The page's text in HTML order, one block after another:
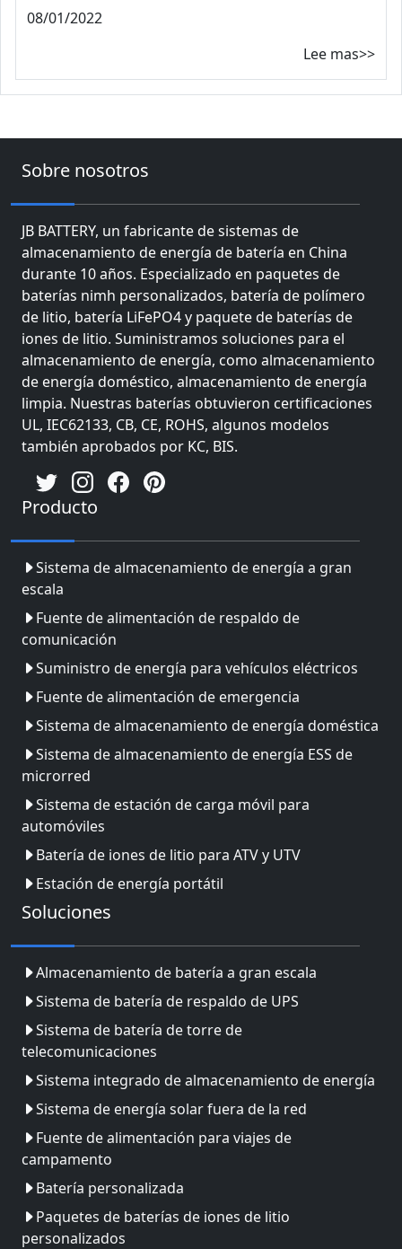
08/01/2022
Lee mas>>
Sobre nosotros
JB BATTERY, un fabricante de sistemas de
almacenamiento de energía de batería en China
durante 10 años. Especializado en paquetes de
baterías nimh personalizados, batería de polímero
de litio, batería LiFePO4 y paquete de baterías de
iones de litio. Suministramos soluciones para el
almacenamiento de energía, como almacenamiento
de energía doméstico, almacenamiento de energía
limpia. Nuestras baterías obtuvieron certificaciones
UL, IEC62133, CB, CE, ROHS, algunos modelos
también aprobados por KC, BIS.
Producto
Sistema de almacenamiento de energía a gran
escala
Fuente de alimentación de respaldo de
comunicación
Suministro de energía para vehículos eléctricos
Fuente de alimentación de emergencia
Sistema de almacenamiento de energía doméstica
Sistema de almacenamiento de energía ESS de
microrred
Sistema de estación de carga móvil para
automóviles
Batería de iones de litio para ATV y UTV
Estación de energía portátil
Soluciones
Almacenamiento de batería a gran escala
Sistema de batería de respaldo de UPS
Sistema de batería de torre de
telecomunicaciones
Sistema integrado de almacenamiento de energía
Sistema de energía solar fuera de la red
Fuente de alimentación para viajes de
campamento
Batería personalizada
Paquetes de baterías de iones de litio
personalizados